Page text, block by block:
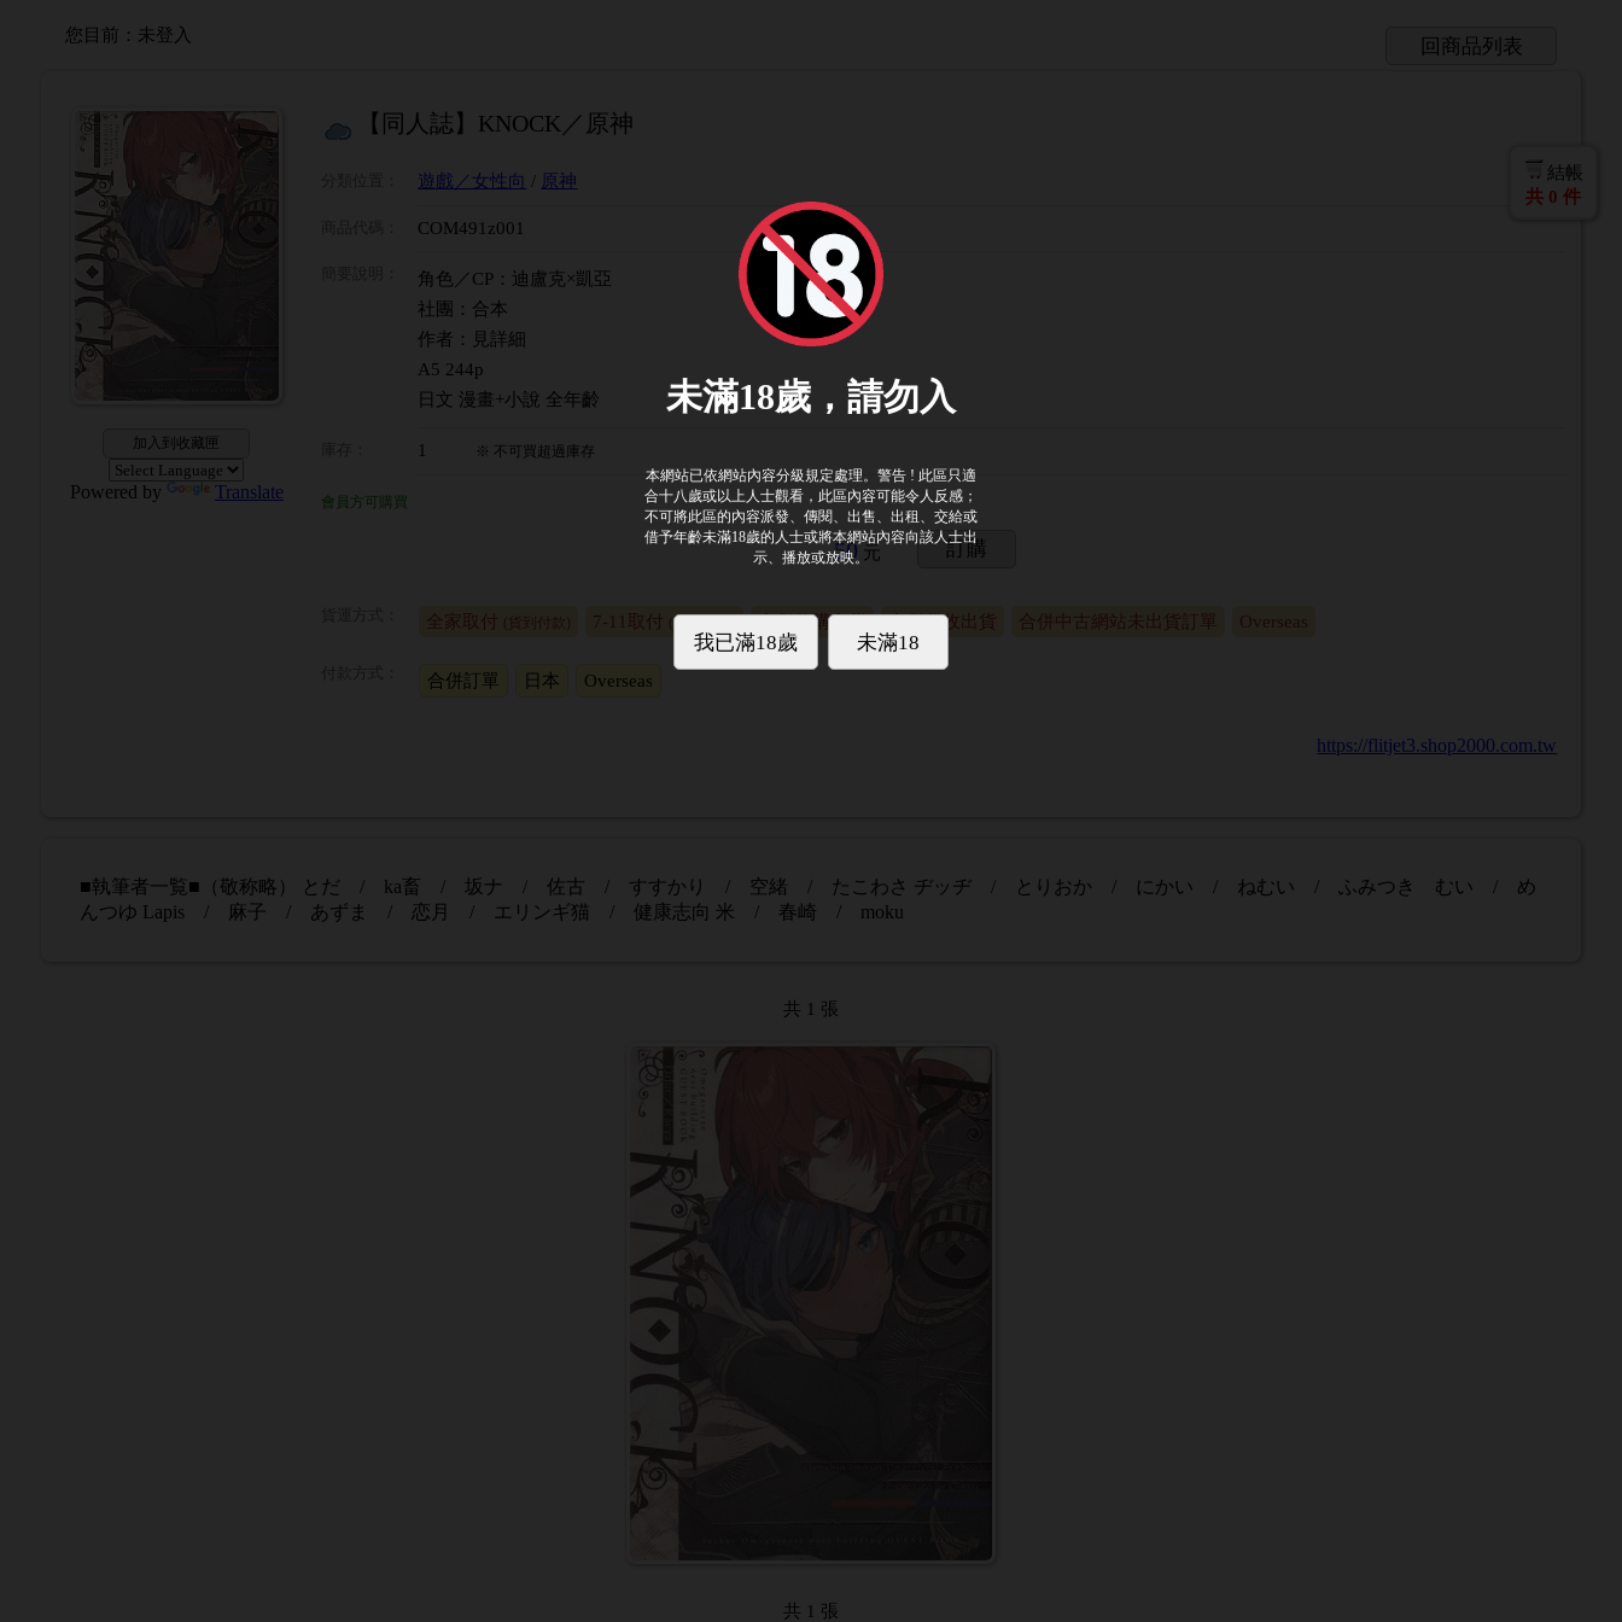
您目前： 未登入 回商品列表
加入到收藏匣
Powered by Translate
【同人誌】KNOCK／原神
遊戲／女性向 / 原神
COM491z001
角色／CP：迪盧克×凱亞
社團：合本
作者：見詳細
A5 244p
日文 漫畫+小說 全年齡
1 ※ 不可買超過庫存
會員方可購買
50 元 訂購
全家取付 (貨到付款) 7-11取付 (貨到付款) 合併代購出貨 合併代收出貨 合併中古網站未出貨訂單 Overseas
合併訂單 日本 Overseas
https://flitjet3.shop2000.com.tw
結帳
共 0 件
■執筆者一覧■（敬称略） とだ / ka畜 / 坂ナ / 佐古 / すすかり / 空緒 / たこわさ ヂッヂ / とりおか / にかい / ねむい / ふみつき むい / め
んつゆ Lapis / 麻子 / あずま / 恋月 / エリンギ猫 / 健康志向 米 / 春崎 / moku
共 1 張
共 1 張